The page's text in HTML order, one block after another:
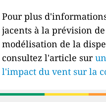
Pour plus
jacents à la prévision
modélisation de la
consultez l'article sur
l'impact du vent sur la